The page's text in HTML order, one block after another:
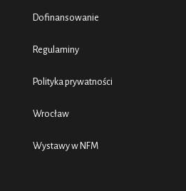
Dofinansowanie
Regulaminy
Polityka prywatności
Wrocław
Wystawy w NFM